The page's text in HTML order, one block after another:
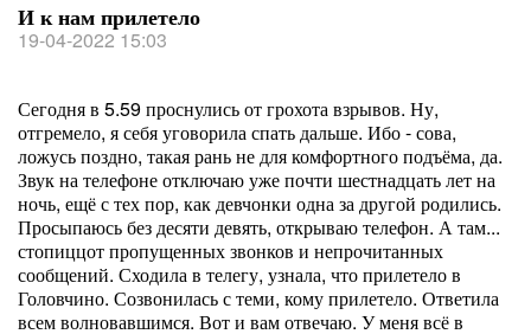
И к нам прилетело
19-04-2022 15:03
Сегодня в 5.59 проснулись от грохота взрывов. Ну,
отгремело, я себя уговорила спать дальше. Ибо - сова,
ложусь поздно, такая рань не для комфортного подъёма, да.
Звук на телефоне отключаю уже почти шестнадцать лет на
ночь, ещё с тех пор, как девчонки одна за другой родились.
Просыпаюсь без десяти девять, открываю телефон. А там...
стопиццот пропущенных звонков и непрочитанных
сообщений. Сходила в телегу, узнала, что прилетело в
Головчино. Созвонилась с теми, кому прилетело. Ответила
всем волновавшимся. Вот и вам отвечаю. У меня всё в